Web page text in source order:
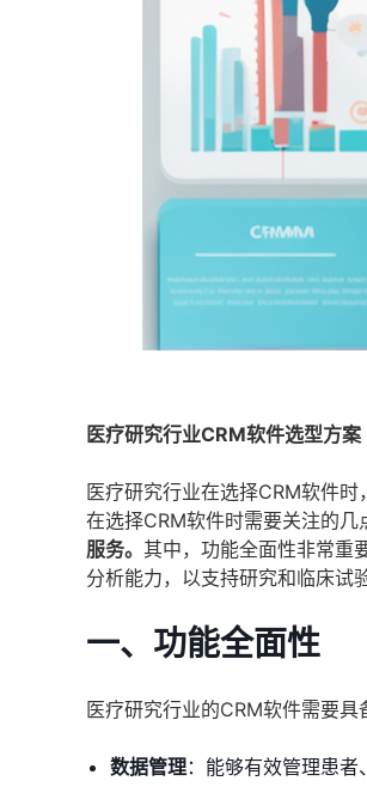
医疗研究行业CRM软件选型方案
医疗研究行业在选择CRM软件
在选择CRM软件时需要关注的几
服务。 其中，功能全面性非常重
分析能力，以支持研究和临床试
一、功能全面性
医疗研究行业的CRM软件需要具
数据管理：能够有效管理患者